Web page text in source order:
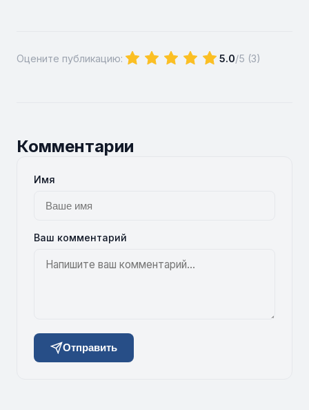
Оцените публикацию: 5.0/5 (3)
Комментарии
Имя
Ваш комментарий
Отправить